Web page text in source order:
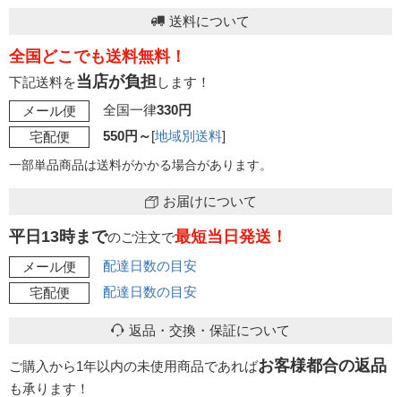
送料について
全国どこでも送料無料！
下記送料を当店が負担 します！
メール便
全国一律330円
宅配便
550円～[地域別送料]
一部単品商品は送料がかかる場合があります。
お届けについて
平日13時までのご注文で最短当日発送！
メール便
配達日数の目安
宅配便
配達日数の目安
返品・交換・保証について
ご購入から1年以内の未使用商品であればお客様都合の返品
も承ります！